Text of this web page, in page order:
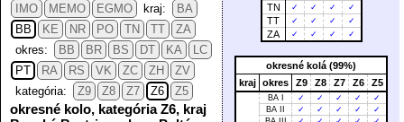
TN ✓ ✓ ✓ ✓
TT ✓ ✓ ✓ ✓
ZA ✓ ✓ ✓ ✓
okresné kolá (99%)
kraj okres Z9 Z8 Z7 Z6 Z5
BA I ✓ ✓ ✓ ✓
✓
BA II
✓ ✓ ✓ ✓
✓
IMO
MEMO EGMO kraj:
BA
BB
KE NR PO TN TT
ZA
okres:
BB BR BS DT KA
LC
PT
RA RS VK ZC ZH
ZV
kategória:
Z9 Z8 Z7 Z6 Z5
okresné kolo, kategória Z6, kraj